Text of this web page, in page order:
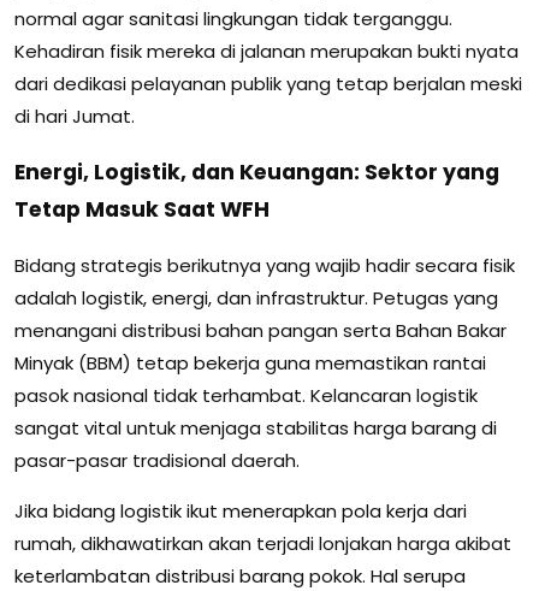
normal agar sanitasi lingkungan tidak terganggu.
Kehadiran fisik mereka di jalanan merupakan bukti nyata
dari dedikasi pelayanan publik yang tetap berjalan meski
di hari Jumat.
Energi, Logistik, dan Keuangan: Sektor yang
Tetap Masuk Saat WFH
Bidang strategis berikutnya yang wajib hadir secara fisik
adalah logistik, energi, dan infrastruktur. Petugas yang
menangani distribusi bahan pangan serta Bahan Bakar
Minyak (BBM) tetap bekerja guna memastikan rantai
pasok nasional tidak terhambat. Kelancaran logistik
sangat vital untuk menjaga stabilitas harga barang di
pasar-pasar tradisional daerah.
Jika bidang logistik ikut menerapkan pola kerja dari
rumah, dikhawatirkan akan terjadi lonjakan harga akibat
keterlambatan distribusi barang pokok. Hal serupa